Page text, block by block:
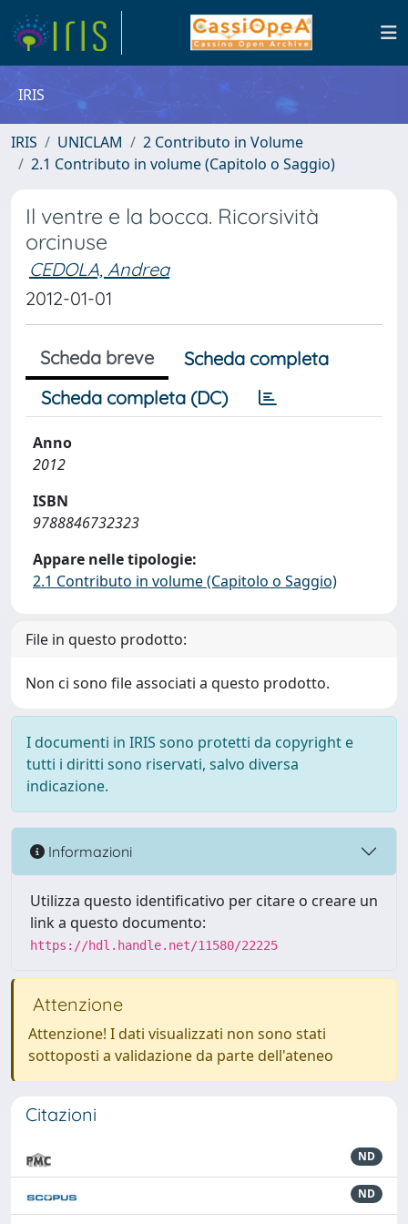
IRIS
IRIS UNICLAM
2 Contributo in Volume
2.1 Contributo in volume (Capitolo o Saggio)
Il ventre e la bocca. Ricorsività
orcinuse
CEDOLA, Andrea
2012-01-01
Scheda breve
Scheda completa
Scheda completa (DC)
Anno
2012
ISBN
9788846732323
Appare nelle tipologie:
2.1 Contributo in volume (Capitolo o Saggio)
File in questo prodotto:
Non ci sono file associati a questo prodotto.
I documenti in IRIS sono protetti da copyright e
tutti i diritti sono riservati, salvo diversa
indicazione.
Informazioni
Utilizza questo identificativo per citare o creare un
link a questo documento:
https://hdl.handle.net/11580/22225
Attenzione
Attenzione! I dati visualizzati non sono stati
sottoposti a validazione da parte dell'ateneo
Citazioni
ND
ND